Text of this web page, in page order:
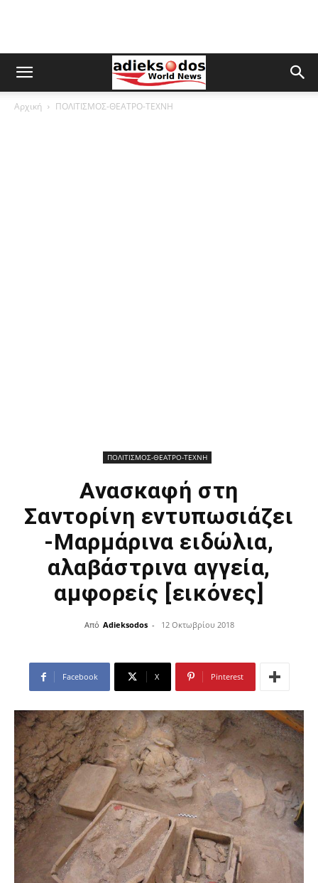
Αρχική ΠΟΛΙΤΙΣΜΟΣ-ΘΕΑΤΡΟ-ΤΕΧΝΗ
ΠΟΛΙΤΙΣΜΟΣ-ΘΕΑΤΡΟ-ΤΕΧΝΗ
Ανασκαφή στη
Σαντορίνη εντυπωσιάζει
-Μαρμάρινα ειδώλια,
αλαβάστρινα αγγεία,
αμφορείς [εικόνες]
Από Adieksodos - 12 Οκτωβρίου 2018
Facebook X Pinterest